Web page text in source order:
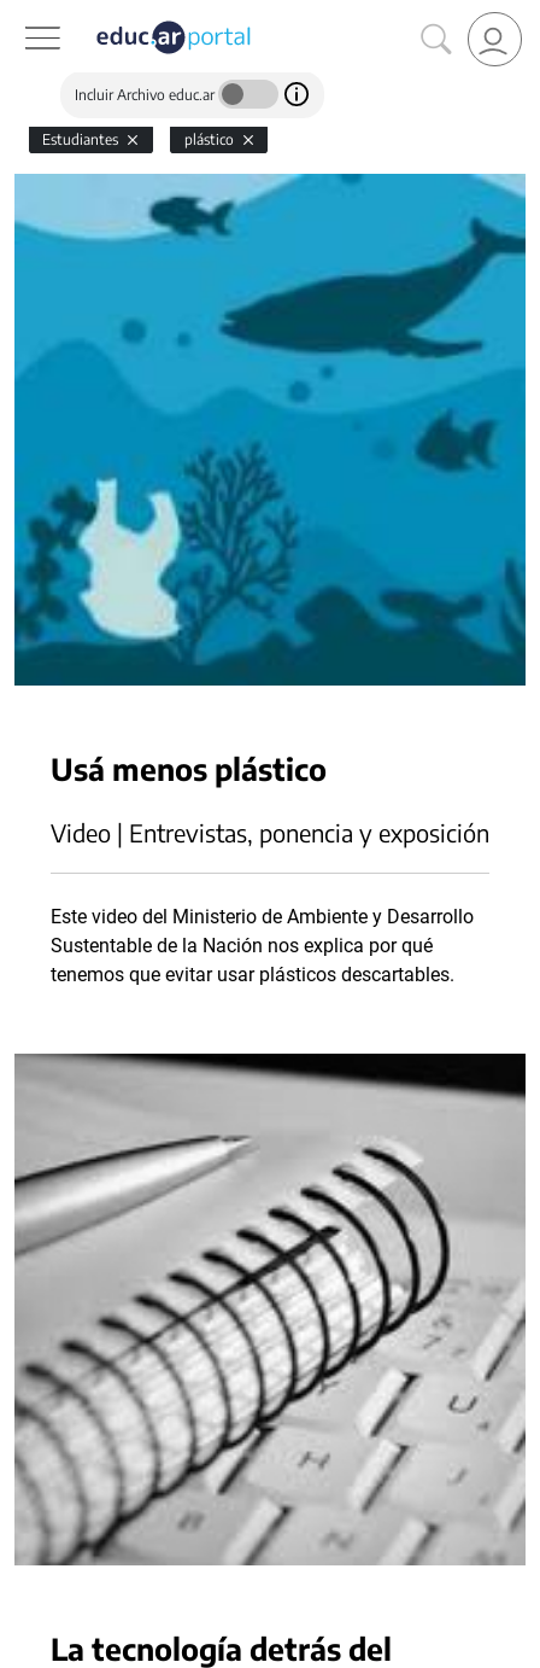
Incluir Archivo educ.ar
Estudiantes plástico
Usá menos plástico
Video | Entrevistas, ponencia y exposición
Este video del Ministerio de Ambiente y Desarrollo
Sustentable de la Nación nos explica por qué
tenemos que evitar usar plásticos descartables.
La tecnología detrás del